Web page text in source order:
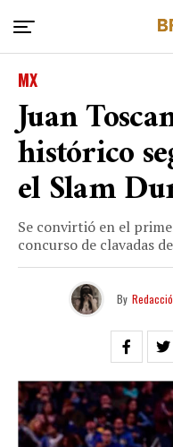
MX
Juan
histórico
el Slam
Se convirtió en el
concurso de clavadas
By